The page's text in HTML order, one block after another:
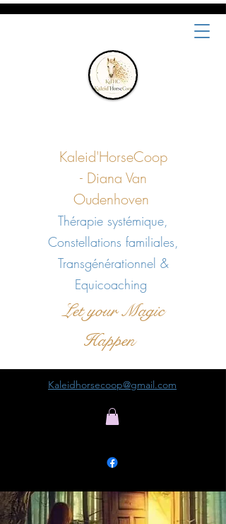
Kaleid'HorseCoop
-Diana Van
Oudenhoven
Thérapie systémique,
Constellations familiales,
Transgénérationnel &
Equicoaching
Let your Magic
Happen
Kaleidhorsecoop@gmail.com